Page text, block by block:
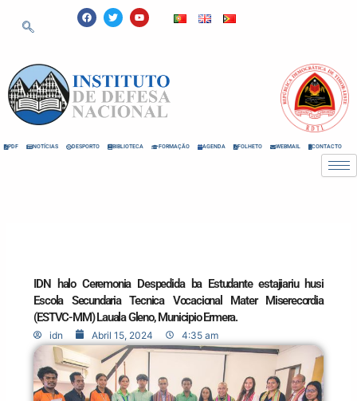
F
a
c
k
T
w
i
Y
o
u
PDF NOTÍCIAS DESPORTO BIBLIOTECA FORMAÇÃO AGENDA FOLHETO WEBMAIL CONTACTO
IDN halo Ceremonia Despedida ba Estudante estajiariu husi
Escola Secundaria Tecnica Vocacional Mater Miserecordia
(ESTVC-MM) Lauala Gleno, Municipio Ermera.
idn Abril 15, 2024 4:35 am